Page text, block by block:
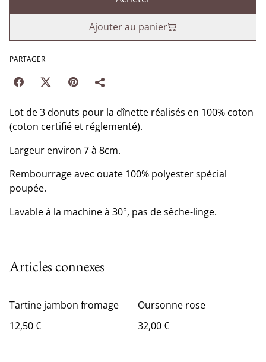
Ajouter au panier
PARTAGER
Lot de 3 donuts pour la dînette réalisés en 100% coton
(coton certifié et réglementé).
Largeur environ 7 à 8cm.
Rembourrage avec ouate 100% polyester spécial
poupée.
Lavable à la machine à 30°, pas de sèche-linge.
Articles connexes
Tartine jambon fromage
12,50 €
Oursonne rose
32,00 €